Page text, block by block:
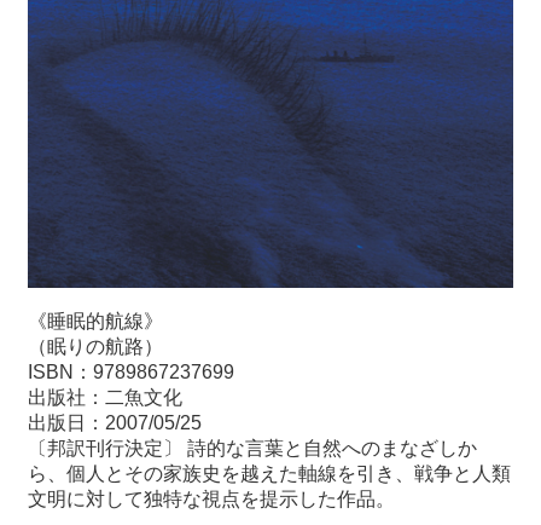
《睡眠的航線》
（眠りの航路）
ISBN：9789867237699
出版社：二魚文化
出版日：2007/05/25
〔邦訳刊行決定〕 詩的な言葉と自然へのまなざしか
ら、個人とその家族史を越えた軸線を引き、戦争と人類
文明に対して独特な視点を提示した作品。